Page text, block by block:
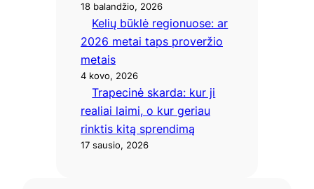
18 balandžio, 2026
Kelių būklė regionuose: ar
2026 metai taps proveržio
metais
4 kovo, 2026
Trapecinė skarda: kur ji
realiai laimi, o kur geriau
rinktis kitą sprendimą
17 sausio, 2026